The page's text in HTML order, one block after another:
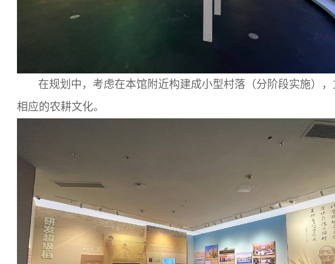
在规划中，考虑在本馆附近构建成小型村落（分阶段实施），
相应的农耕文化。